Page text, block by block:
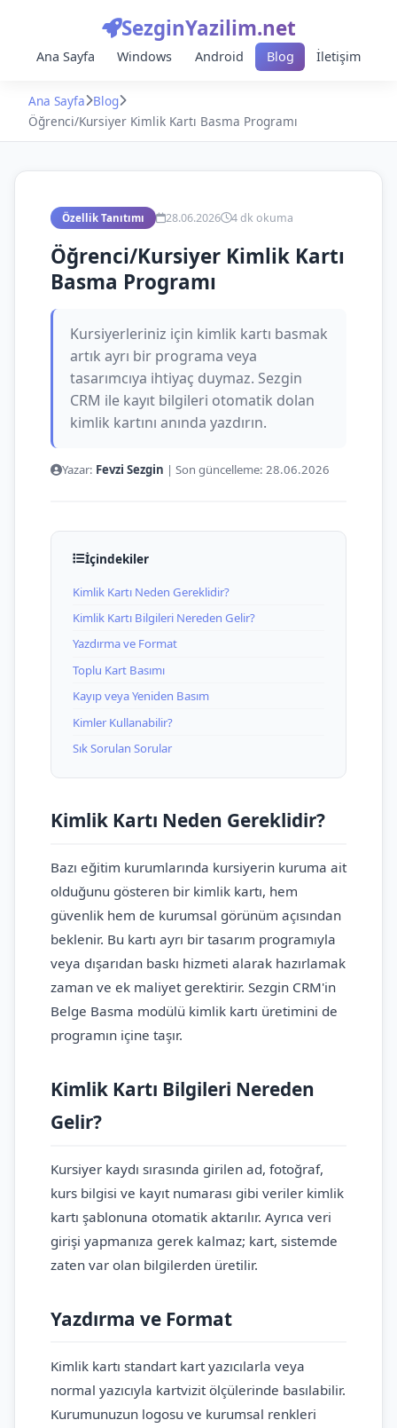
SezginYazilim.net
Ana Sayfa Windows Android Blog İletişim
Ana Sayfa Blog
Öğrenci/Kursiyer Kimlik Kartı Basma Programı
Özellik Tanıtımı 28.06.2026 4 dk okuma
Öğrenci/Kursiyer Kimlik Kartı
Basma Programı
Kursiyerleriniz için kimlik kartı basmak
artık ayrı bir programa veya
tasarımcıya ihtiyaç duymaz. Sezgin
CRM ile kayıt bilgileri otomatik dolan
kimlik kartını anında yazdırın.
Yazar: Fevzi Sezgin | Son güncelleme: 28.06.2026
İçindekiler
Kimlik Kartı Neden Gereklidir?
Kimlik Kartı Bilgileri Nereden Gelir?
Yazdırma ve Format
Toplu Kart Basımı
Kayıp veya Yeniden Basım
Kimler Kullanabilir?
Sık Sorulan Sorular
Kimlik Kartı Neden Gereklidir?
Bazı eğitim kurumlarında kursiyerin kuruma ait
olduğunu gösteren bir kimlik kartı, hem
güvenlik hem de kurumsal görünüm açısından
beklenir. Bu kartı ayrı bir tasarım programıyla
veya dışarıdan baskı hizmeti alarak hazırlamak
zaman ve ek maliyet gerektirir. Sezgin CRM'in
Belge Basma modülü kimlik kartı üretimini de
programın içine taşır.
Kimlik Kartı Bilgileri Nereden
Gelir?
Kursiyer kaydı sırasında girilen ad, fotoğraf,
kurs bilgisi ve kayıt numarası gibi veriler kimlik
kartı şablonuna otomatik aktarılır. Ayrıca veri
girişi yapmanıza gerek kalmaz; kart, sistemde
zaten var olan bilgilerden üretilir.
Yazdırma ve Format
Kimlik kartı standart kart yazıcılarla veya
normal yazıcıyla kartvizit ölçülerinde basılabilir.
Kurumunuzun logosu ve kurumsal renkleri